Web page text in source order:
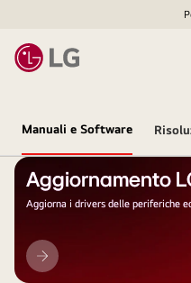
Manuali e Software
Aggiornamento
Aggiorna i drivers delle periferiche
Aggiornamento
LG